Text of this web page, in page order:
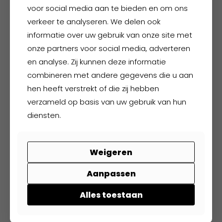
worden
op
de
productpagina
FHB Kim
€103,09incl. BTW
variaties.
voor social media aan te bieden en om ons
verkeer te analyseren. We delen ook
informatie over uw gebruik van onze site met
onze partners voor social media, adverteren
en analyse. Zij kunnen deze informatie
combineren met andere gegevens die u aan
hen heeft verstrekt of die zij hebben
verzameld op basis van uw gebruik van hun
diensten.
Weigeren
Aanpassen
Alles toestaan